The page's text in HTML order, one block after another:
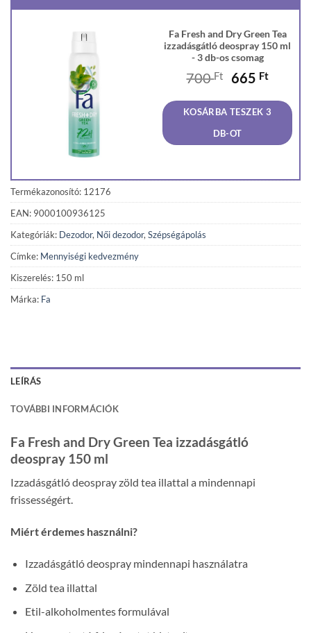
Fa Fresh and Dry Green Tea
izzadásgátló deospray 150 ml
- 3 db-os csomag
700Ft
Original
was:
700 Ft.
665 Ft
is:
665
KOSÁRBA TESZEK 3
DB-OT
Termékazonosító: 12176
EAN: 9000100936125
Kategóriák: Dezodor, Női dezodor, Szépségápolás
Címke: Mennyiségi kedvezmény
Kiszerelés: 150 ml
Márka: Fa
LEÍRÁS
TOVÁBBI INFORMÁCIÓK
Fa Fresh and Dry Green Tea izzadásgátló
deospray 150 ml
Izzadásgátló deospray zöld tea illattal a mindennapi
frissességért.
Miért érdemes használni?
Izzadásgátló deospray mindennapi használatra
Zöld tea illattal
Etil-alkoholmentes formulával